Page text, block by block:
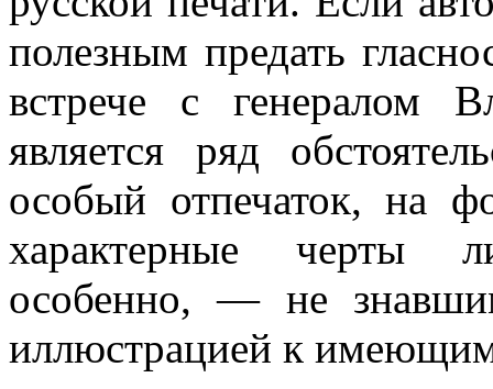
полезным предать
встрече с генералом
является ряд
особый отпечаток, на
характерные черты
особенно, — не
иллюстрацией к